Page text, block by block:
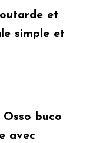
et
simple et
buco
avec